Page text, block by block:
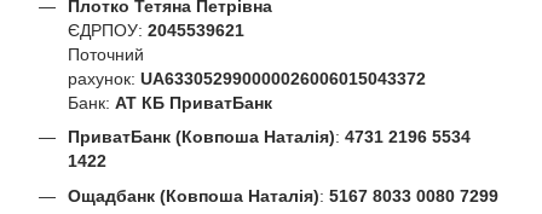
Плотко Тетяна Петрівна
ЄДРПОУ: 2045539621
Поточний
рахунок: UA633052990000026006015043372
Банк: АТ КБ ПриватБанк
ПриватБанк (Ковпоша Наталія): 4731 2196 5534
1422
Ощадбанк (Ковпоша Наталія): 5167 8033 0080 7299